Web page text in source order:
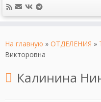
На главную » ОТДЕЛЕНИЯ »
Викторовна
Калинина